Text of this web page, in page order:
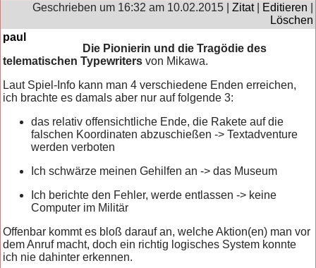
Geschrieben um 16:32 am 10.02.2015 | Zitat| Editieren
Löschen
paul
Die Pionierin und die Tragödie des
telematischen Typewriters von Mikawa.
Laut Spiel-Info kann man 4 verschiedene Enden erreichen,
ich brachte es damals aber nur auf folgende 3:
das relativ offensichtliche Ende, die Rakete auf die
falschen Koordinaten abzuschießen -> Textadventure
werden verboten
Ich schwärze meinen Gehilfen an -> das Museum
Ich berichte den Fehler, werde entlassen -> keine
Computer im Militär
Offenbar kommt es bloß darauf an, welche Aktion(en) man vor
dem Anruf macht, doch ein richtig logisches System konnte
ich nie dahinter erkennen.